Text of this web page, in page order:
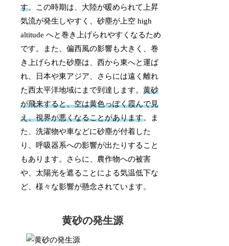
す。この時期は、大陸が暖められて上昇
気流が発生しやすく、砂塵が上空 high
altitude へと巻き上げられやすくなるため
です。また、偏西風の影響も大きく、巻
き上げられた砂塵は、西から東へと運ば
れ、日本や東アジア、さらには遠く離れ
た西太平洋地域にまで到達します。黄砂
が飛来すると、空は黄色っぽく霞んで見
え、視界が悪くなることがあります。ま
た、洗濯物や車などに砂塵が付着した
り、呼吸器系への影響が出たりすること
もあります。さらに、農作物への被害
や、太陽光を遮ることによる気温低下な
ど、様々な影響が懸念されています。
黄砂の発生源